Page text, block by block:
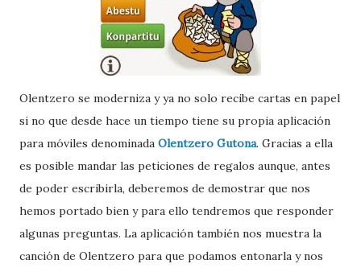
Olentzero se moderniza y ya no solo recibe cartas en papel
si no que desde hace un tiempo tiene su propia aplicación
para móviles denominada Olentzero Gutona. Gracias a ella
es posible mandar las peticiones de regalos aunque, antes
de poder escribirla, deberemos de demostrar que nos
hemos portado bien y para ello tendremos que responder
algunas preguntas. La aplicación también nos muestra la
canción de Olentzero para que podamos entonarla y nos